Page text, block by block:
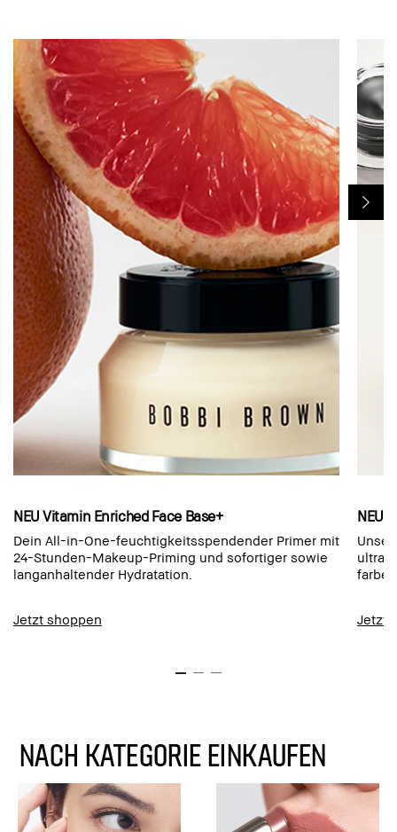
NEU Vitamin Enriched Face Base+
Dein All-in-One-feuchtigkeitsspendender Primer mit
24-Stunden-Makeup-Priming und sofortiger sowie
langanhaltender Hydratation.
Jetzt shoppen
NEU
Jetzt
NACH KATEGORIE EINKAUFEN